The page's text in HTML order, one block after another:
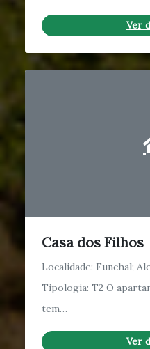
Ver
Casa dos Filhos
Localidade: Funchal;
Tipologia: T2 O
tem…
Ver